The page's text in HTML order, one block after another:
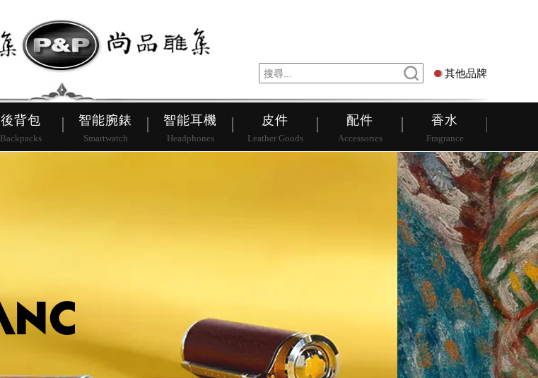
其他品牌
後背包
Backpacks
智能腕錶
Smartwatch
智能耳機
Headphones
皮件
Leather Goods
配件
Accessories
香水
Fragrance
行李箱